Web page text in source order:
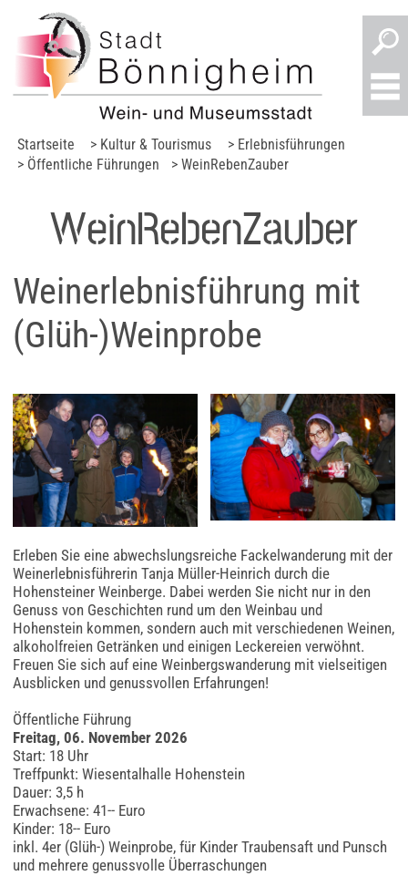
Startseite > Kultur & Tourismus
> Erlebnisführungen
> Öffentliche Führungen
> WeinRebenZauber
WeinRebenZauber
Weinerlebnisführung mit
(Glüh-)Weinprobe
Erleben Sie eine abwechslungsreiche Fackelwanderung mit der
Weinerlebnisführerin Tanja Müller-Heinrich durch die
Hohensteiner Weinberge. Dabei werden Sie nicht nur in den
Genuss von Geschichten rund um den Weinbau und
Hohenstein kommen, sondern auch mit verschiedenen Weinen,
alkoholfreien Getränken und einigen Leckereien verwöhnt.
Freuen Sie sich auf eine Weinbergswanderung mit vielseitigen
Ausblicken und genussvollen Erfahrungen!
Öffentliche Führung
Freitag, 06. November 2026
Start: 18 Uhr
Treffpunkt: Wiesentalhalle Hohenstein
Dauer: 3,5 h
Erwachsene: 41-- Euro
Kinder: 18-- Euro
inkl. 4er (Glüh-) Weinprobe, für Kinder Traubensaft und Punsch
und mehrere genussvolle Überraschungen